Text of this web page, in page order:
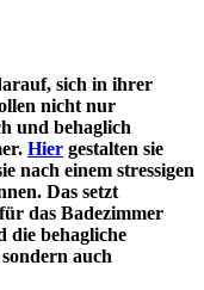
sich in ihrer
nicht nur
und behaglich
Hier gestalten sie
nach einem stressigen
Das setzt
das Badezimmer
die behagliche
auch